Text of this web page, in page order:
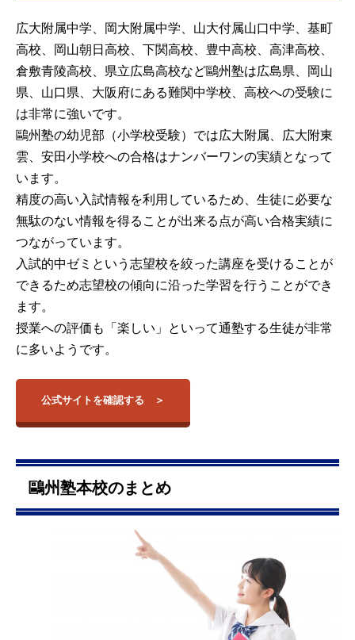
広大附属中学、岡大附属中学、山大付属山口中学、基町
高校、岡山朝日高校、下関高校、豊中高校、高津高校、
倉敷青陵高校、県立広島高校など鷗州塾は広島県、岡山
県、山口県、大阪府にある難関中学校、高校への受験に
は非常に強いです。
鷗州塾の幼児部（小学校受験）では広大附属、広大附東
雲、安田小学校への合格はナンバーワンの実績となって
います。
精度の高い入試情報を利用しているため、生徒に必要な
無駄のない情報を得ることが出来る点が高い合格実績に
つながっています。
入試的中ゼミという志望校を絞った講座を受けることが
できるため志望校の傾向に沿った学習を行うことができ
ます。
授業への評価も「楽しい」といって通塾する生徒が非常
に多いようです。
公式サイトを確認する
鷗州塾本校のまとめ